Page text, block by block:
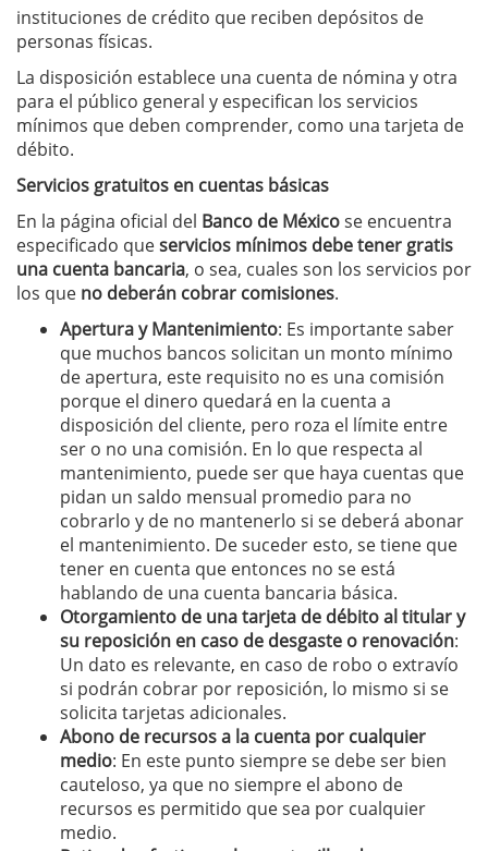
instituciones de crédito que reciben depósitos de
personas físicas.
La disposición establece una cuenta de nómina y otra
para el público general y especifican los servicios
mínimos que deben comprender, como una tarjeta de
débito.
Servicios gratuitos en cuentas básicas
En la página oficial del Banco de Méxicose encuentra
especificado queservicios mínimos debe tener gratis
una cuenta bancaria, o sea, cuales son los servicios por
los que no deberán cobrar comisiones.
Apertura y Mantenimiento: Es importante saber
que muchos bancos solicitan un monto mínimo
de apertura, este requisito no es una comisión
porque el dinero quedará en la cuenta a
disposición del cliente, pero roza el límite entre
ser o no una comisión. En lo que respecta al
mantenimiento, puede ser que haya cuentas que
pidan un saldo mensual promedio para no
cobrarlo y de no mantenerlo si se deberá abonar
el mantenimiento. De suceder esto, se tiene que
tener en cuenta que entonces no se está
hablando de una cuenta bancaria básica.
Otorgamiento de una tarjeta de débito al titular y
su reposición en caso de desgaste o renovación:
Un dato es relevante, en caso de robo o extravío
si podrán cobrar por reposición, lo mismo si se
solicita tarjetas adicionales.
Abono de recursos a la cuenta por cualquier
medio: En este punto siempre se debe ser bien
cauteloso, ya que no siempre el abono de
recursos es permitido que sea por cualquier
medio.